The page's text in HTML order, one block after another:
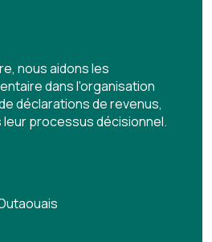
nous aidons les
dans l'organisation
déclarations de revenus,
processus décisionnel.